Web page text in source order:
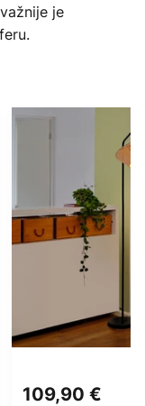
je
109,90 €